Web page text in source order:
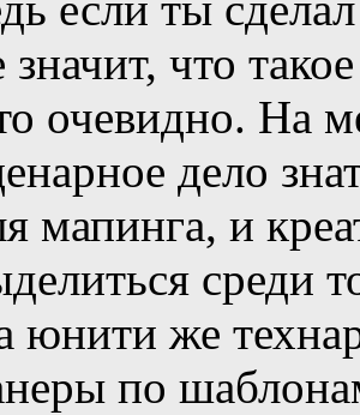
значит, что
очевидно. На
дело
мапинга, и
среди
юнити же
по